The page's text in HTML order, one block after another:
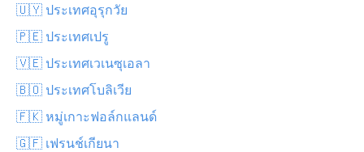
🇺🇾 ประเทศอุรุกวัย
🇵🇪 ประเทศเปรู
🇻🇪 ประเทศเวเนซุเอลา
🇧🇴 ประเทศโบลิเวีย
🇫🇰 หมู่เกาะฟอล์กแลนด์
🇬🇫 เฟรนช์เกียนา